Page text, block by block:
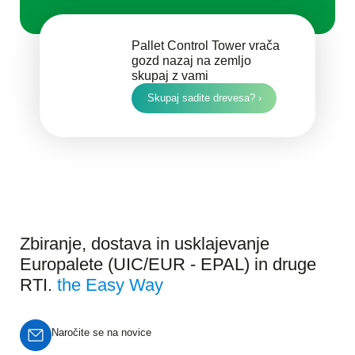
Pallet Control Tower vrača
gozd nazaj na zemljo
skupaj z vami
Skupaj sadite drevesa? ›
Zbiranje, dostava in usklajevanje
Europalete (UIC/EUR - EPAL) in druge
RTI. the Easy Way
Naročite se na novice